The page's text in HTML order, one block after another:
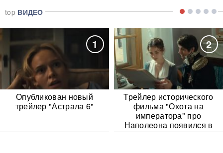
top ВИДЕО
1
Опубликован новый
трейлер "Астрала 6"
2
Трейлер исторического
фильма "Охота на
императора" про
Наполеона появился в
Сети